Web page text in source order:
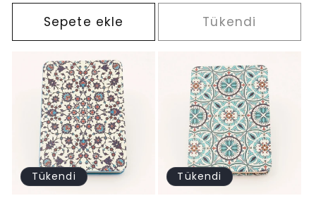
Sepete ekle Tükendi
Tükendi Tükendi